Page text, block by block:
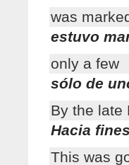
was
estuvo
only a few
sólo de
By the late
Hacia
This was